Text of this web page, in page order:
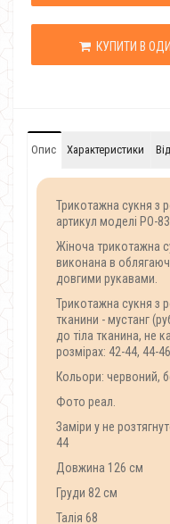
КУПИТИ В
Опис Характеристики
Трикотажна сукня з
артикул моделі PO-
Жіноча трикотажна
виконана в
довгими рукавами.
Трикотажна сукня з
тканини - мустанг
до тіла тканина, не
розмірах: 42-44, 44-46.
Кольори: червоний,
Фото реал.
Заміри у не
44
Довжина 126 см
Груди 82 см
Талія 68